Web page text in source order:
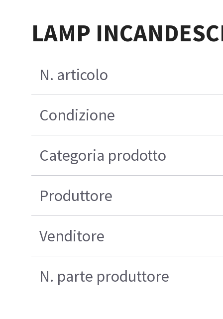
LAMP
N. articolo
Condizione
Categoria prodotto
Produttore
Venditore
N. parte produttore